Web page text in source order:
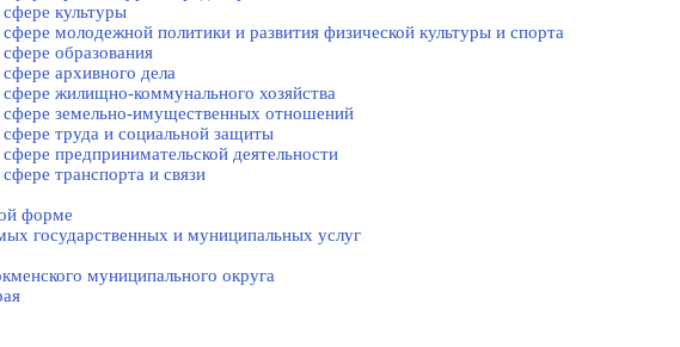
культуры
молодежной политики и развития физической культуры и спорта
образования
архивного дела
жилищно-коммунального хозяйства
земельно-имущественных отношений
труда и социальной защиты
предпринимательской деятельности
транспорта и связи
форме
государственных и муниципальных услуг
муниципального округа